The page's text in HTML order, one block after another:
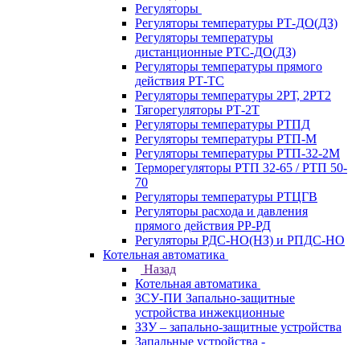
Регуляторы
Регуляторы температуры РТ-ДО(ДЗ)
Регуляторы температуры
дистанционные РТС-ДО(ДЗ)
Регуляторы температуры прямого
действия РТ-ТС
Регуляторы температуры 2РТ, 2РT2
Тягорегуляторы РТ-2Т
Регуляторы температуры РТПД
Регуляторы температуры РТП-M
Регуляторы температуры РТП-32-2М
Терморегуляторы РТП 32-65 / РТП 50-
70
Регуляторы температуры РТЦГВ
Регуляторы расхода и давления
прямого действия РР-РД
Регуляторы РДС-НО(НЗ) и РПДС-НО
Котельная автоматика
Назад
Котельная автоматика
ЗСУ-ПИ Запально-защитные
устройства инжекционные
ЗЗУ – запально-защитные устройства
Запальные устройства -